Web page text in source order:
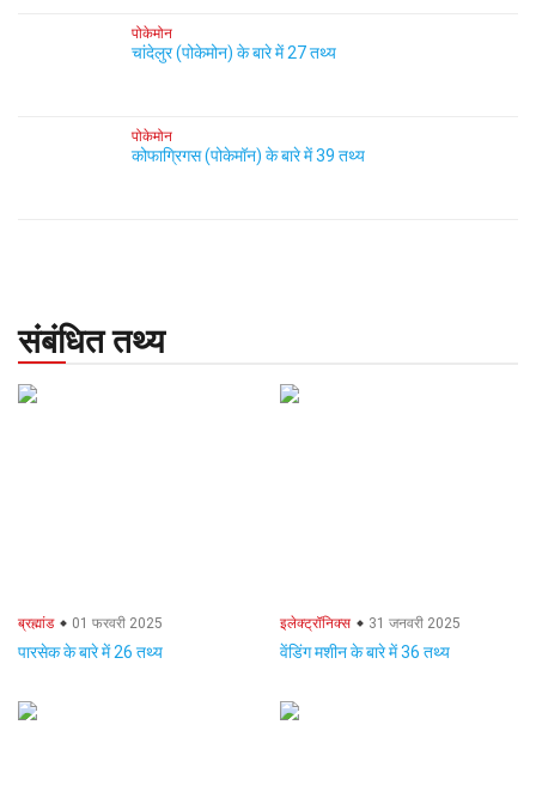
पोकेमोन
चांदेलुर (पोकेमोन) के बारे में 27 तथ्य
पोकेमोन
कोफाग्रिगस (पोकेमॉन) के बारे में 39 तथ्य
संबंधित तथ्य
ब्रह्मांड 01 फरवरी 2025
पारसेक के बारे में 26 तथ्य
इलेक्ट्रॉनिक्स 31 जनवरी 2025
वेंडिंग मशीन के बारे में 36 तथ्य